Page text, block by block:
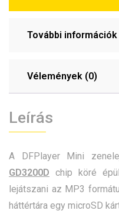
További információk
Vélemények (0)
Leírás
A DFPlayer Mini
GD3200D chip köré
lejátszani az MP3
háttértára egy microSD